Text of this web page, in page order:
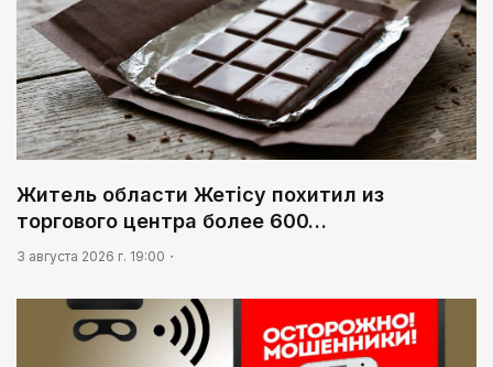
Житель области Жетісу похитил из
торгового центра более 600…
3 августа 2026 г. 19:00